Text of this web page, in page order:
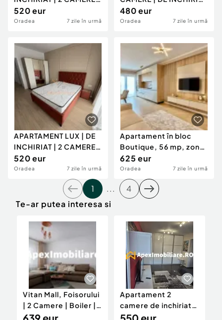
ETAJ 2 | SCALA CETATE |
520 eur
Oradea 7 zile în urmă
| ETAJ 2 | SCALA CETAT
480 eur
Oradea 7 zile în urmă
APARTAMENT LUX | DE
INCHIRIAT | 2 CAMERE |
SCALA CETATE
520 eur
Oradea 7 zile în urmă
Apartament în bloc
Boutique, 56 mp, zona
Ultracentral
625 eur
Oradea 7 zile în urmă
1 ...
4
Te-ar putea interesa si
Vitan Mall, Foisorului
| 2 Camere | Boiler |
Balcon | Decoma
Apartament 2
camere de inchiriat
Muncii București |